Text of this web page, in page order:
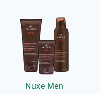
Nuxe Men